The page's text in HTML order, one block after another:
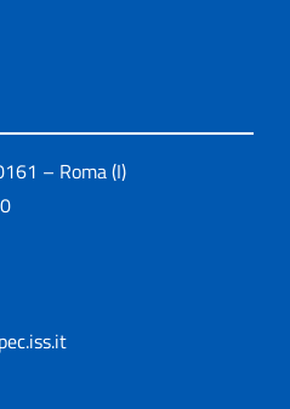
– Roma (I)